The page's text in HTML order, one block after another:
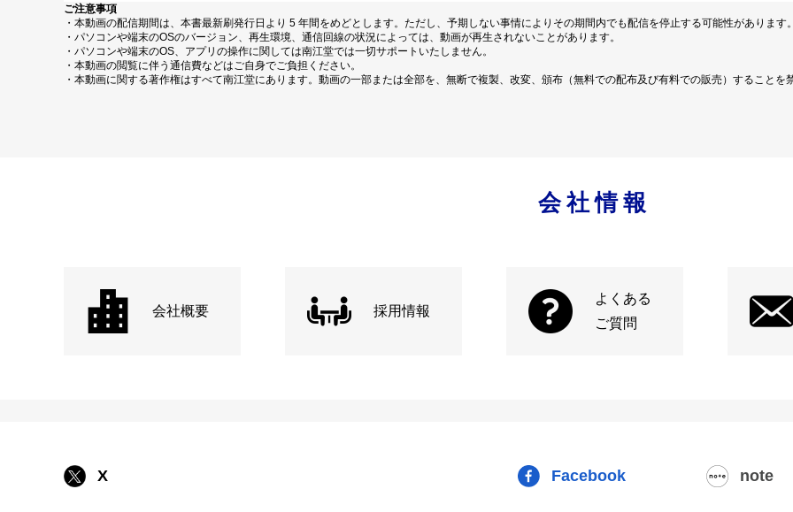
ご注意事項
・本動画の配信期間は、本書最新刷発行日より 5 年間をめどとします。ただし、予期しない事情によりその期間内でも配信を停止する可能性があります。
・パソコンや端末のOSのバージョン、再生環境、通信回線の状況によっては、動画が再生されないことがあります。
・パソコンや端末のOS、アプリの操作に関しては南江堂では一切サポートいたしません。
・本動画の閲覧に伴う通信費などはご自身でご負担ください。
・本動画に関する著作権はすべて南江堂にあります。動画の一部または全部を、無断で複製、改変、頒布（無料での配布及び有料での販売）することを
会社情報
会社概要 採用情報
よくある
ご質問
X Facebook note